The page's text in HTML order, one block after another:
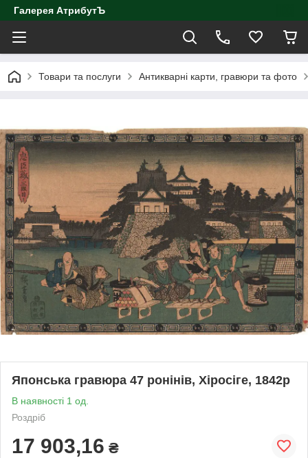
Галерея АтрибутЪ
Товари та послуги Антикварні карти, гравюри та фото
Японська гравюра 47 ронінів, Хіросіге, 1842р
В наявності 1 од.
Роздріб
17 903,16 ₴